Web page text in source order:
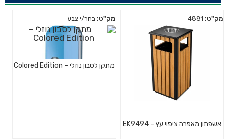
מק"ט:
אשפתון מאפרה ציפוי עץ – EK9494
מק"ט: בחר/י צבע
מתקן לסבון נוזלי – Colored Edition